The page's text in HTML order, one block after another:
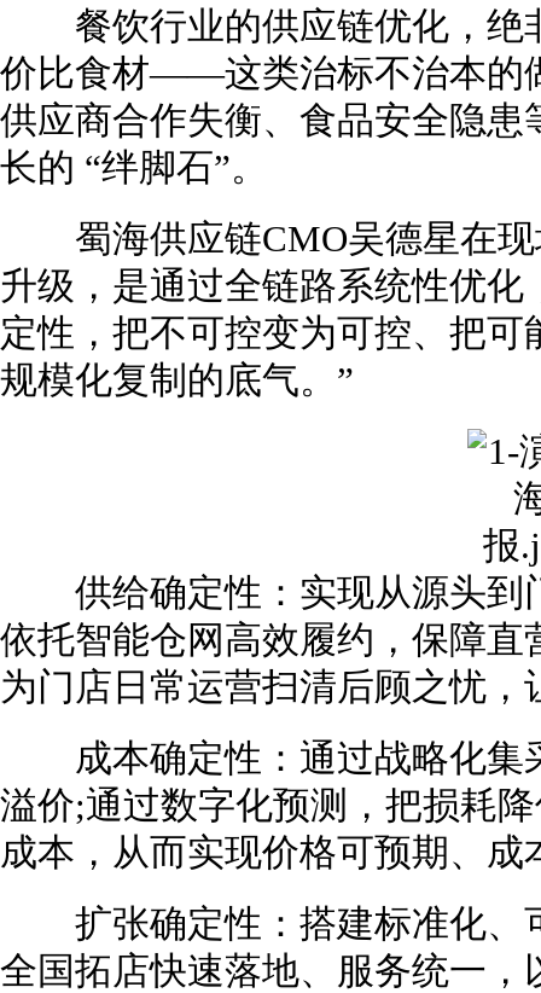
餐饮行业的供应链优化，绝
价比食材——这类治标不治本的
供应商合作失衡、食品安全隐
长的 “绊脚石”。
蜀海供应链CMO吴德星在现
升级，是通过全链路系统性优
定性，把不可控变为可控、把
规模化复制的底气。”
供给确定性：实现从源头到
依托智能仓网高效履约，保障
为门店日常运营扫清后顾之忧，
成本确定性：通过战略化集
溢价;通过数字化预测，把损耗
成本，从而实现价格可预期、
扩张确定性：搭建标准化、
全国拓店快速落地、服务统一